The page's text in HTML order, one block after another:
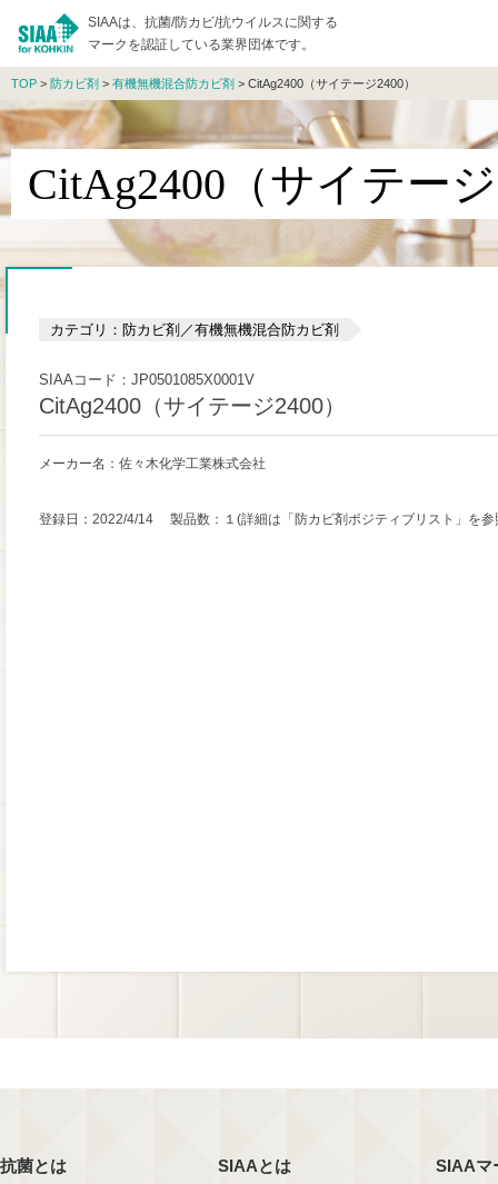
SIAAは、抗菌/防カビ/抗ウイルスに関する
マークを認証している業界団体です。
TOP > 防カビ剤 > 有機無機混合防カビ剤 > CitAg2400（サイテージ2400）
CitAg2400（サイテー
カテゴリ：防カビ剤／有機無機混合防カビ剤
SIAAコード：JP0501085X0001V
CitAg2400（サイテージ2400）
メーカー名：佐々木化学工業株式会社
登録日：2022/4/14 製品数：１(詳細は「防カビ剤ポジティブリスト」を参
抗菌とは SIAAとは SIAAマ